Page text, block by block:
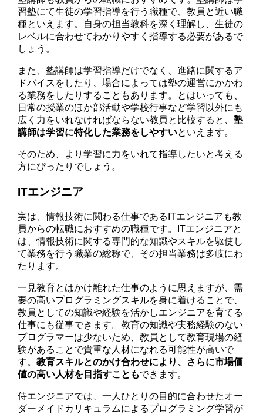
習塾にて生徒の学習指導を行う職種で、教員と近い職
種といえます。自身の担当教科を深く理解し、生徒の
レベルに合わせてわかりやすく指導する必要があるで
しょう。
また、塾講師は学習指導だけでなく、進路に関するア
ドバイスをしたり、場合によっては塾の運営にかかわ
る業務をしたりすることもあります。とはいっても、
日常の授業のほか部活動や学校行事など学習以外にも
広く力をいれなければならない教員と比較すると、塾
講師は学習に特化した業務をしやすいといえます。
そのため、より学習に力をいれて指導したいと考える
方にぴったりでしょう。
ITエンジニア
実は、情報技術に関わる仕事であるITエンジニアも教
員からの転職におすすめの職種です。ITエンジニアと
は、情報技術に関する専門的な知識やスキルを駆使し
て業務を行う職業の総称で、その担当業務は多岐にわ
たります。
一見教育とはかけ離れた仕事のように思えますが、需
要の高いプログラミングスキルを身に着けることで、
教員としての知識や経験を活かしエンジニアを育てる
仕事にも従事できます。教育の知識や実務経験のない
プログラマーは少ないため、教員として教育現場の経
験があることで貴重な人材になれる可能性が高いで
す。教育スキルとのかけ合わせにより、さらに市場価
値の高い人材を目指すこともできます。
侍エンジニアでは、一人ひとりの目的に合わせたオー
ダーメイドカリキュラムによるプログラミング学習が